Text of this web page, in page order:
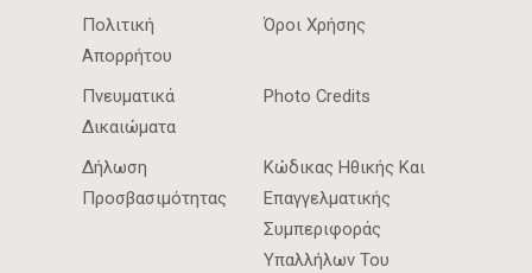
Πολιτική
Απορρήτου
Όροι Χρήσης
Πνευματικά
Δικαιώματα
Photo Credits
Δήλωση
Προσβασιμότητας
Κώδικας Ηθικής Και
Επαγγελματικής
Συμπεριφοράς
Υπαλλήλων Του